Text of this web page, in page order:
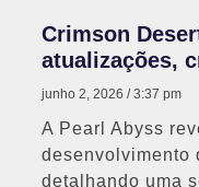
Crimson
atualizações,
junho 2, 2026 3:37 pm
A Pearl Abyss
desenvolvimento
detalhando uma